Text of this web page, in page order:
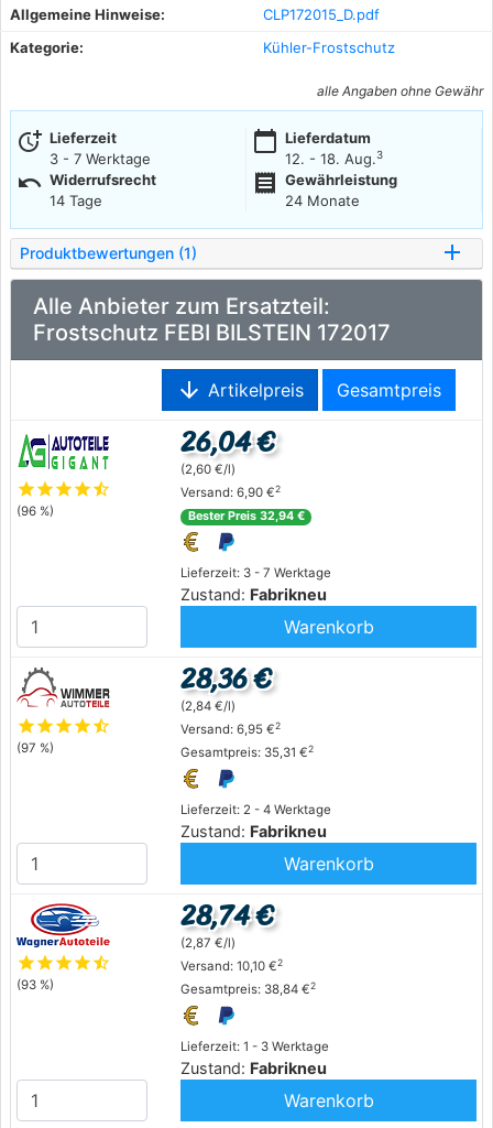
Allgemeine Hinweise:
CLP172015_D.pdf
Kategorie:
Kühler-Frostschutz
alle Angaben ohne Gewähr
more_time Lieferzeit
3 - 7 Werktage
calendar_today Lieferdatum
12. - 18. Aug.3
undo Widerrufsrecht
14 Tage
receipt
Gewährleistung
24 Monate
Produktbewertungen (1)
Alle Anbieter zum Ersatzteil:
Frostschutz FEBI BILSTEIN 172017
arrow_downward Artikelpreis Gesamtpreis
starstarstarstarstar_half
(96 %)
Lieferzeit: 3 - 7 Werktage
Zustand: Fabrikneu
26,04 €
(2,60 €/l)
Versand: 6,90 €2
Bester Preis 32,94 €
Warenkorb
starstarstarstarstar_half
(97 %)
Lieferzeit: 2 - 4 Werktage
Zustand: Fabrikneu
28,36 €
(2,84 €/l)
Versand: 6,95 €2
Gesamtpreis: 35,31 €2
Warenkorb
starstarstarstarstar_half
(93 %)
Lieferzeit: 1 - 3 Werktage
Zustand: Fabrikneu
28,74 €
(2,87 €/l)
Versand: 10,10 €2
Gesamtpreis: 38,84 €2
Warenkorb